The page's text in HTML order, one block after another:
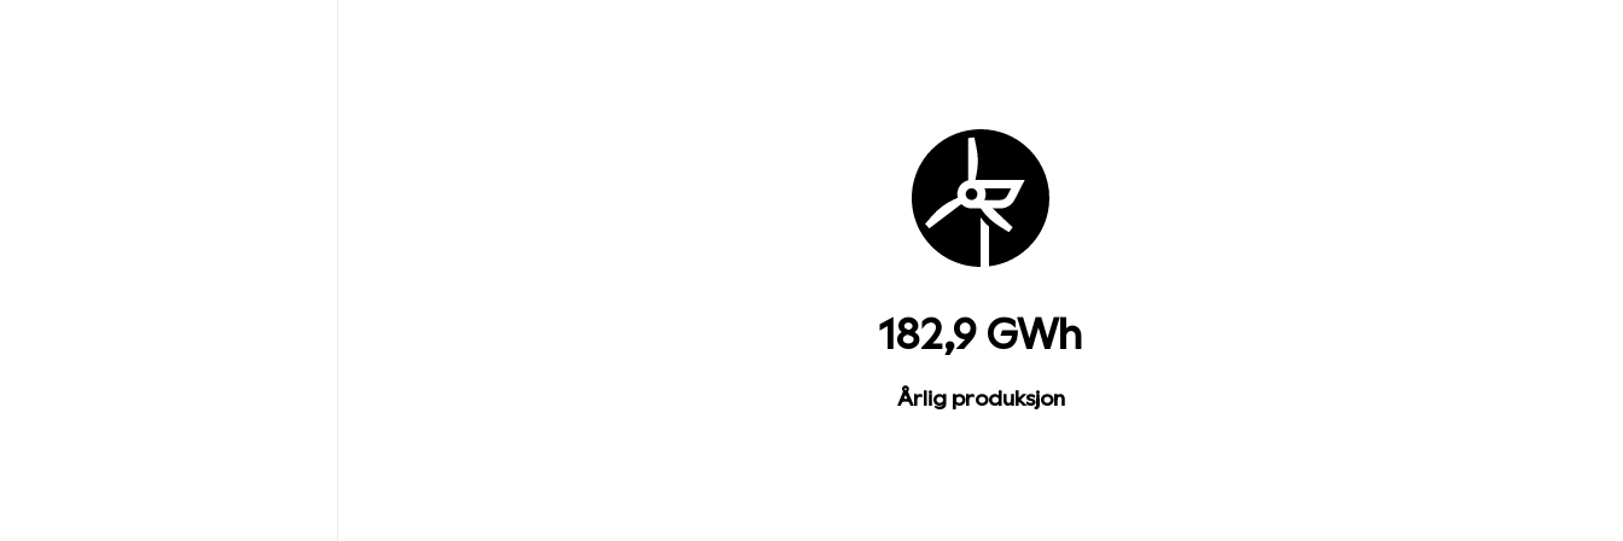
182,9 GWh
Årlig produksjon